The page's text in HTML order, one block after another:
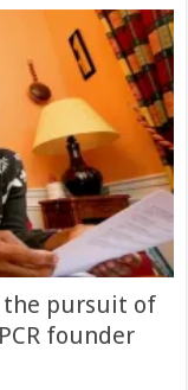
the pursuit of
founder